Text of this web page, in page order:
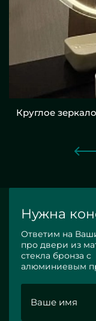
Круглое
Нужна
Ответим на
про двери из
стекла бронза с
алюминиевым